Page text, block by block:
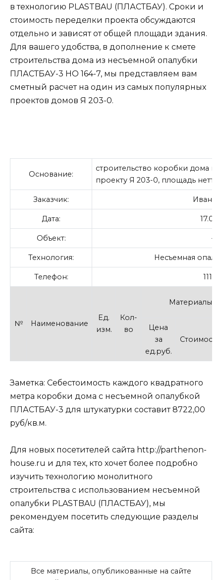
в технологию PLASTBAU (ПЛАСТБАУ). Сроки и
стоимость переделки проекта обсуждаются
отдельно и зависят от общей площади здания.
Для вашего удобства, в дополнение к смете
строительства дома из несъемной опалубки
ПЛАСТБАУ-3 НО 164-7, мы представляем вам
сметный расчет на один из самых популярных
проектов домов Я 203-0.
Основание:
строительство коробки дома
проекту Я 203-0, площадь нетто
Заказчик:
Дата:
Объект: —
Технология: Несъемная
Телефон:
№ Наименование
Ед.
изм.
Кол-
во
Материалы
Цена
за
ед.руб.
Заметка: Себестоимость каждого квадратного
метра коробки дома с несъемной опалубкой
ПЛАСТБАУ-3 для штукатурки составит 8722,00
руб/кв.м.
Для новых посетителей сайта http://parthenon-
house.ru и для тех, кто хочет более подробно
изучить технологию монолитного
строительства с использованием несъемной
опалубки PLASTBAU (ПЛАСТБАУ), мы
рекомендуем посетить следующие разделы
сайта:
Все материалы, опубликованные на сайте